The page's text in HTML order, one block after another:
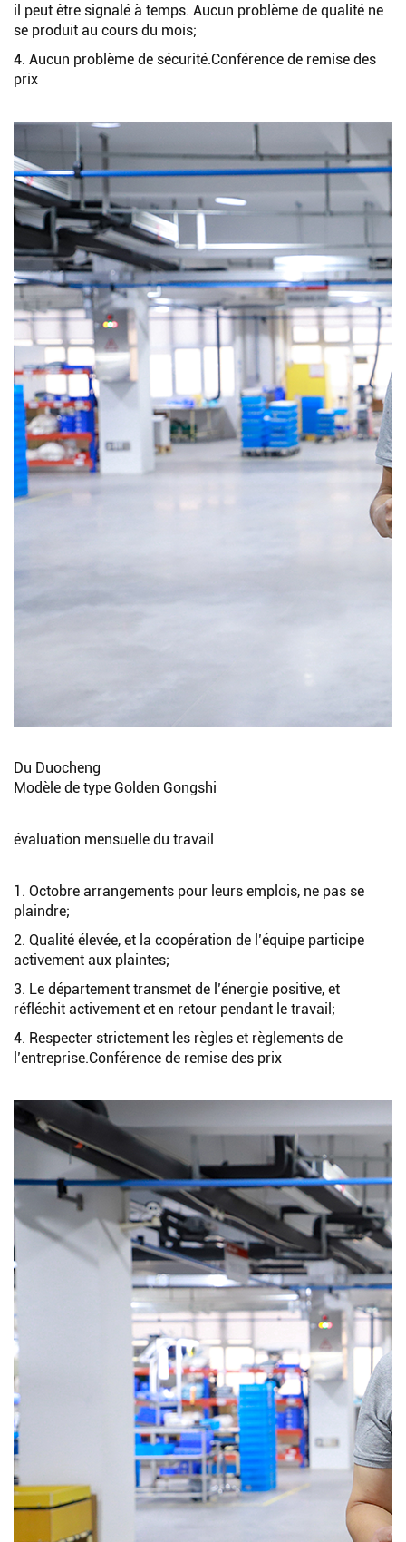
il peut être signalé à temps. Aucun problème de qualité ne
se produit au cours du mois;
4. Aucun problème de sécurité.Conférence de remise des
prix
Du Duocheng
Modèle de type Golden Gongshi
évaluation mensuelle du travail
1. Octobre arrangements pour leurs emplois, ne pas se
plaindre;
2. Qualité élevée, et la coopération de l’équipe participe
activement aux plaintes;
3. Le département transmet de l’énergie positive, et
réfléchit activement et en retour pendant le travail;
4. Respecter strictement les règles et règlements de
l’entreprise.Conférence de remise des prix